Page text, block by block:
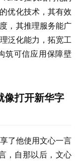
优化技术，其有效
，其推理服务能广
泛化能力，拓宽工
筑可信应用保障壁
像打开新华字
了他使用文心一言
，自那以后，文心